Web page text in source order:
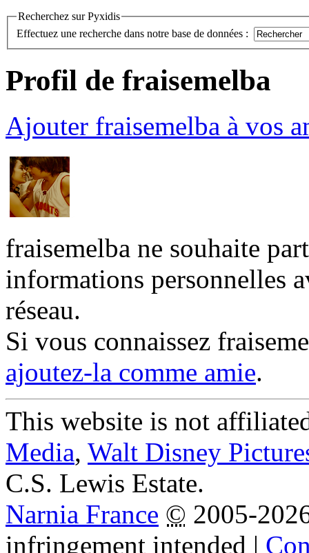
Recherchez sur Pyxidis
Effectuez une recherche dans notre base de données :
Profil de fraisemelba
Ajouter fraisemelba à vos
fraisemelba ne souhaite
informations personnelles
réseau.
Si vous connaissez
ajoutez-la comme amie.
This website is not
Media, Walt Disney
C.S. Lewis Estate.
Narnia France © 2005-
infringement intended |